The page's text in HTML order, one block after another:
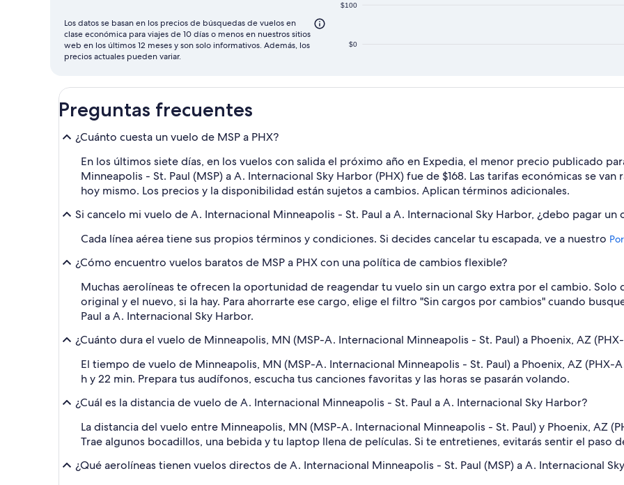
$0
$100
Los datos se basan en los precios de búsquedas de vuelos en
clase económica para viajes de 10 días o menos en nuestros sitios
web en los últimos 12 meses y son solo informativos. Además, los
precios actuales pueden variar.
Preguntas frecuentes
¿Cuánto cuesta un vuelo de MSP a PHX?
En los últimos siete días, en los vuelos con salida el próximo año en Expedia, el menor precio publicado
Minneapolis - St. Paul (MSP) a A. Internacional Sky Harbor (PHX) fue de $168. Las tarifas económicas se
hoy mismo. Los precios y la disponibilidad están sujetos a cambios. Aplican términos adicionales.
Si cancelo mi vuelo de A. Internacional Minneapolis - St. Paul a A. Internacional Sky Harbor, ¿debo pagar un
Cada línea aérea tiene sus propios términos y condiciones. Si decides cancelar tu escapada, ve a nuestro
¿Cómo encuentro vuelos baratos de MSP a PHX con una política de cambios flexible?
Muchas aerolíneas te ofrecen la oportunidad de reagendar tu vuelo sin un cargo extra por el cambio. Solo
original y el nuevo, si la hay. Para ahorrarte ese cargo, elige el filtro "Sin cargos por cambios" cuando
Paul a A. Internacional Sky Harbor.
¿Cuánto dura el vuelo de Minneapolis, MN (MSP-A. Internacional Minneapolis - St. Paul) a Phoenix, AZ
El tiempo de vuelo de Minneapolis, MN (MSP-A. Internacional Minneapolis - St. Paul) a Phoenix, AZ (PHX-
h y 22 min. Prepara tus audífonos, escucha tus canciones favoritas y las horas se pasarán volando.
¿Cuál es la distancia de vuelo de A. Internacional Minneapolis - St. Paul a A. Internacional Sky Harbor?
La distancia del vuelo entre Minneapolis, MN (MSP-A. Internacional Minneapolis - St. Paul) y Phoenix, AZ
Trae algunos bocadillos, una bebida y tu laptop llena de películas. Si te entretienes, evitarás sentir el paso
¿Qué aerolíneas tienen vuelos directos de A. Internacional Minneapolis - St. Paul (MSP) a A. Internacional